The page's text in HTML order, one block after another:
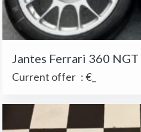
Jantes Ferrari 360 NGT
Current offer :€_